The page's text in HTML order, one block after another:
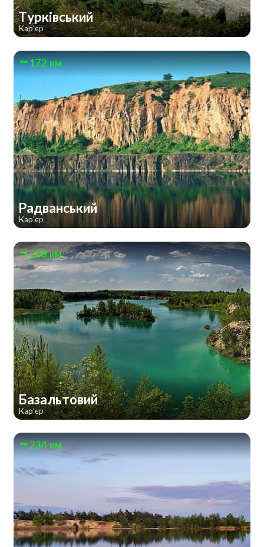
Турківський
Кар'єр
172 км
Радванський
Кар'єр
208 км
Базальтовий
Кар'єр
234 км